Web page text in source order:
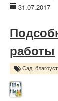
31.07.2017
работы
Сад,